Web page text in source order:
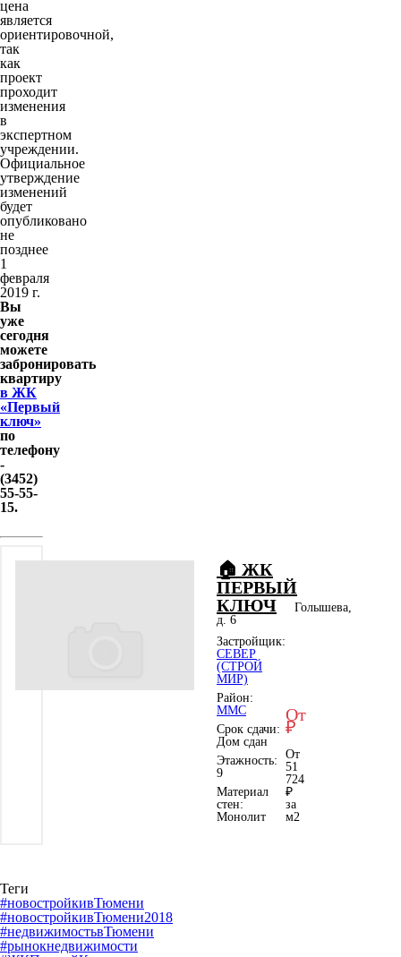
цена
является
ориентировочной,
так
как
проект
проходит
изменения
в
экспертном
учреждении.
Официальное
утверждение
изменений
будет
опубликовано
не
позднее
1
февраля
2019 г.
Вы
уже
сегодня
можете
забронировать
квартиру
в ЖК
«Первый
ключ»
по
телефону
-
(3452)
55-55-
15.
🏠 ЖК
ПЕРВЫЙ
КЛЮЧ
Голышева,
д. 6
Застройщик:
СЕВЕР
(СТРОЙ
МИР)
Район:
ММС
Срок сдачи:
Дом сдан
Этажность:
9
Материал
стен:
Монолит
От
₽
От
51
724
₽
за
м2
Теги
#новостройкивТюмени
#новостройкивТюмени2018
#недвижимостьвТюмени
#рынокнедвижимости